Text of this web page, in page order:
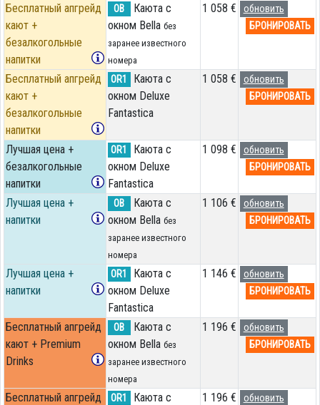
Бесплатный апгрейд
кают +
безалкогольные
напитки
OB
Каюта с
окном Bella без
заранее известного
номера
1 058 €
обновить
БРОНИРОВАТЬ
Бесплатный апгрейд
кают +
безалкогольные
напитки
OR1
Каюта с
окном Deluxe
Fantastica
1 058 €
обновить
БРОНИРОВАТЬ
Лучшая цена +
безалкогольные
напитки
OR1
Каюта с
окном Deluxe
Fantastica
1 098 €
обновить
БРОНИРОВАТЬ
Лучшая цена +
напитки
OB
Каюта с
окном Bella без
заранее известного
номера
1 106 €
обновить
БРОНИРОВАТЬ
Лучшая цена +
напитки
OR1
Каюта с
окном Deluxe
Fantastica
1 146 €
обновить
БРОНИРОВАТЬ
Бесплатный апгрейд
кают + Premium
Drinks
OB
Каюта с
окном Bella без
заранее известного
номера
1 196 €
обновить
БРОНИРОВАТЬ
Бесплатный апгрейд
OR1
Каюта с
1 196 €
обновить